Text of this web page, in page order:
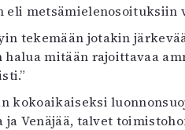
eli metsämielenosoituksiin
tekemään jotakin
mitään rajoittavaa
kokoaikaiseksi
Venäjää, talvet